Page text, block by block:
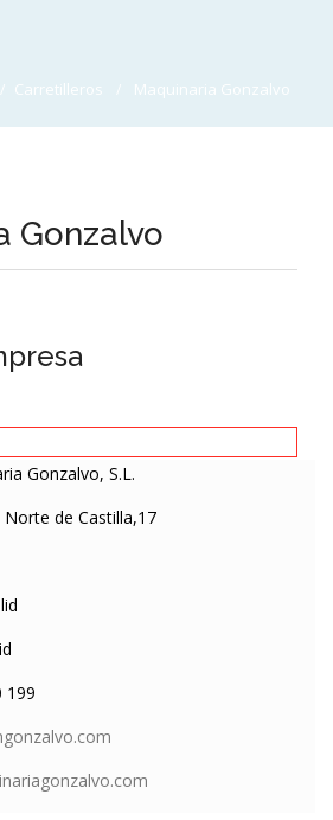
Carretilleros Maquinaria Gonzalvo
Gonzalvo
Gonzalvo, S.L.
Norte de Castilla,17
199